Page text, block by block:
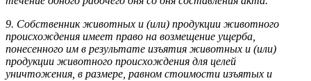
9. Собственник животных и (или) продукции животного
происхождения имеет право на возмещение ущерба,
понесенного им в результате изъятия животных и (или)
продукции животного происхождения для целей
уничтожения, в размере, равном стоимости изъятых и